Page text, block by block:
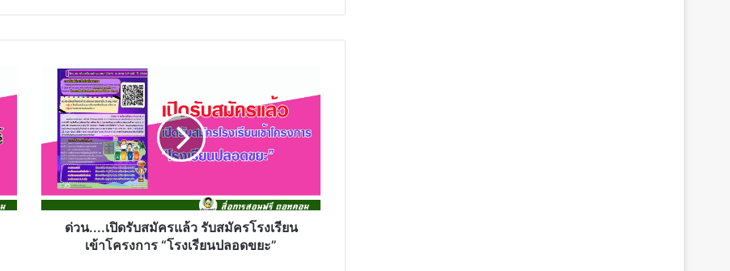
ด่วน....เปิด
สมัคร
รับ
สมัคร
โรงเรียน
โครงการ
“โรงเรียนด่วน....เปิดรับสมัครแล้ว รับสมัครโรงเรียน
เข้าโครงการ “โรงเรียนปลอดขยะ”